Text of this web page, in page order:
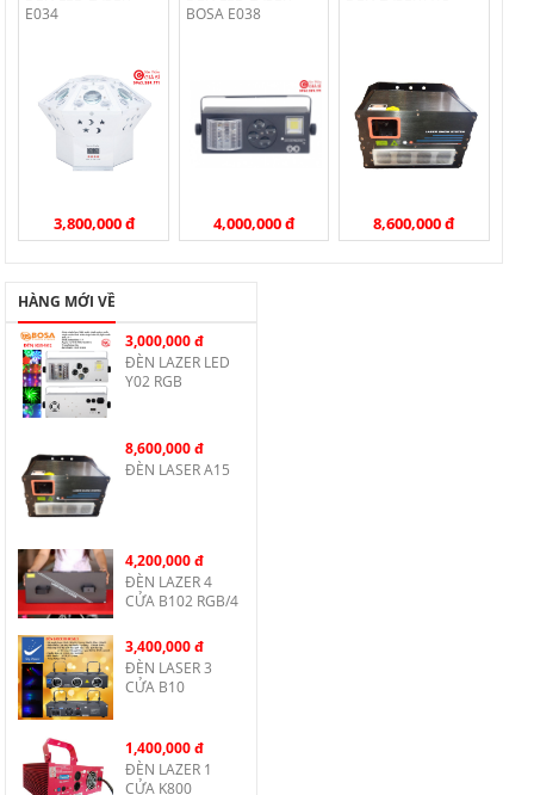
E034
3,800,000 đ
BOSA E038
4,000,000 đ 8,600,000 đ
HÀNG MỚI VỀ
3,000,000 đ
ĐÈN LAZER LED
Y02 RGB
8,600,000 đ
ĐÈN LASER A15
4,200,000 đ
ĐÈN LAZER 4
CỬA B102 RGB/4
3,400,000 đ
ĐÈN LASER 3
CỬA B10
1,400,000 đ
ĐÈN LAZER 1
CỬA K800